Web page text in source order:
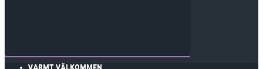
VARMT VÄLKOMMEN